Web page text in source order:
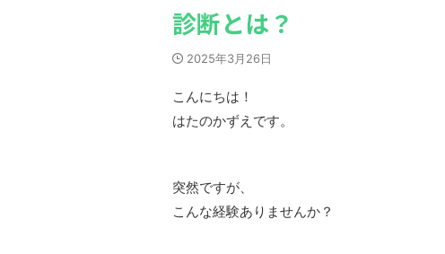
診断とは？
2025年3月26日
こんにちは！
はたのかずえです。
突然ですが、
こんな経験ありませんか？